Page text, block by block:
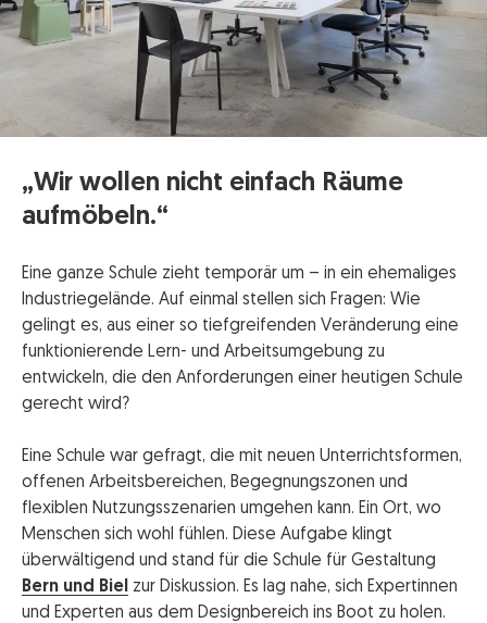
„Wir wollen nicht einfach Räume
aufmöbeln.“
Eine ganze Schule zieht temporär um – in ein ehemaliges
Industriegelände. Auf einmal stellen sich Fragen: Wie
gelingt es, aus einer so tiefgreifenden Veränderung eine
funktionierende Lern- und Arbeitsumgebung zu
entwickeln, die den Anforderungen einer heutigen Schule
gerecht wird?
Eine Schule war gefragt, die mit neuen Unterrichtsformen,
offenen Arbeitsbereichen, Begegnungszonen und
flexiblen Nutzungsszenarien umgehen kann. Ein Ort, wo
Menschen sich wohl fühlen. Diese Aufgabe klingt
überwältigend und stand für die Schule für Gestaltung
Bern und Biel zur Diskussion. Es lag nahe, sich Expertinnen
und Experten aus dem Designbereich ins Boot zu holen.